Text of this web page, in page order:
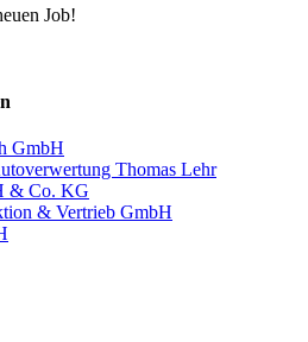
Job!
GmbH
Thomas Lehr
& Co. KG
& Vertrieb GmbH